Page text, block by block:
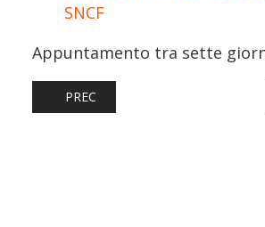
SNCF
Appuntamento tra sette
ARTICOLO PRECEDENTE:
PREC